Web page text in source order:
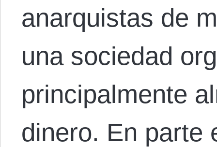
anarquistas de
una sociedad
principalmente
dinero. En parte